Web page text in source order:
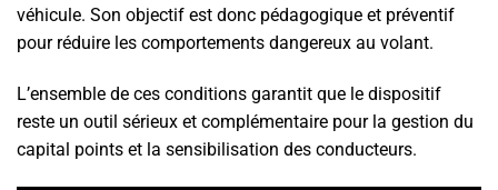
véhicule. Son objectif est donc pédagogique et préventif
pour réduire les comportements dangereux au volant.
L’ensemble de ces conditions garantit que le dispositif
reste un outil sérieux et complémentaire pour la gestion du
capital points et la sensibilisation des conducteurs.